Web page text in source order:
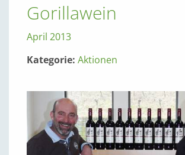
Gorillawein
April 2013
Kategorie: Aktionen